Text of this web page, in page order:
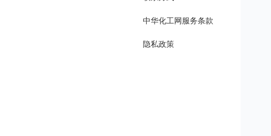
中华化工网服务条款
隐私政策